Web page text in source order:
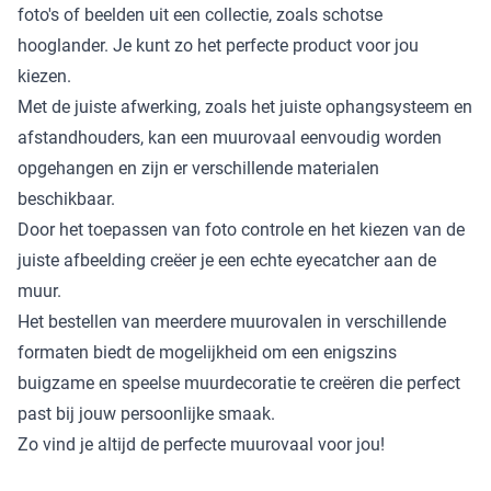
foto's of beelden uit een collectie, zoals schotse
hooglander. Je kunt zo het perfecte product voor jou
kiezen.
Met de juiste afwerking, zoals het juiste ophangsysteem en
afstandhouders, kan een muurovaal eenvoudig worden
opgehangen en zijn er verschillende materialen
beschikbaar.
Door het toepassen van foto controle en het kiezen van de
juiste afbeelding creëer je een echte eyecatcher aan de
muur.
Het bestellen van meerdere muurovalen in verschillende
formaten biedt de mogelijkheid om een enigszins
buigzame en speelse muurdecoratie te creëren die perfect
past bij jouw persoonlijke smaak.
Zo vind je altijd de perfecte muurovaal voor jou!